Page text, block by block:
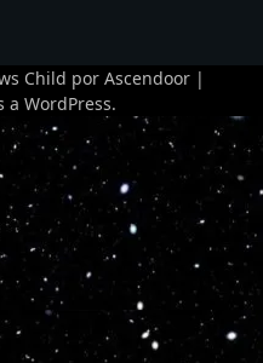
Child por Ascendoor |
a WordPress.